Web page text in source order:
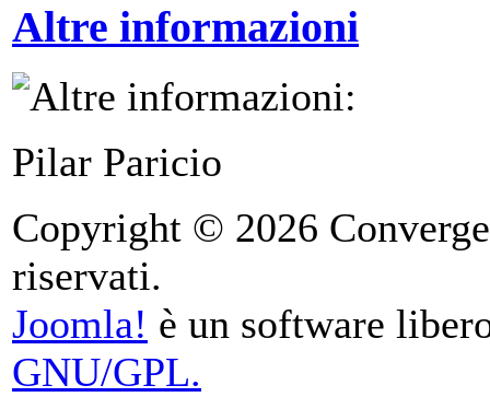
Altre informazioni
Pilar Paricio
Copyright © 2026
riservati.
Joomla! è un software
GNU/GPL.